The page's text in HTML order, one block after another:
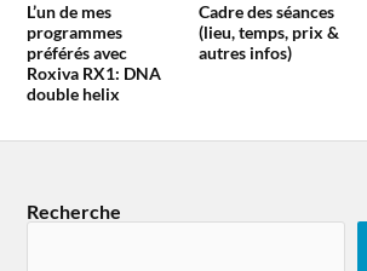
L’un de mes
programmes
préférés avec
Roxiva RX1: DNA
double helix
Cadre des séances
(lieu, temps, prix &
autres infos)
Recherche